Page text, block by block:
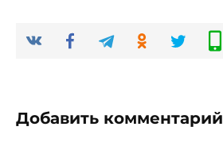
Добавить комментарий